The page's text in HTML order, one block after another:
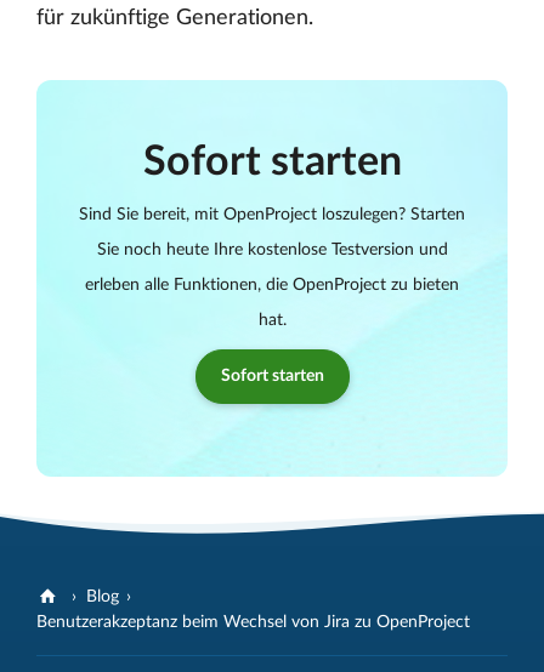
für zukünftige Generationen.
Sofort starten
Sind Sie bereit, mit OpenProject loszulegen? Starten
Sie noch heute Ihre kostenlose Testversion und
erleben alle Funktionen, die OpenProject zu bieten
hat.
Sofort starten
Blog
Benutzerakzeptanz beim Wechsel von Jira zu OpenProject